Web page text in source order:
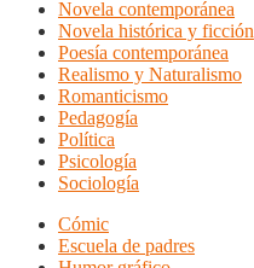
Novela contemporánea
Novela histórica y ficción
Poesía contemporánea
Realismo y Naturalismo
Romanticismo
Pedagogía
Política
Psicología
Sociología
Cómic
Escuela de padres